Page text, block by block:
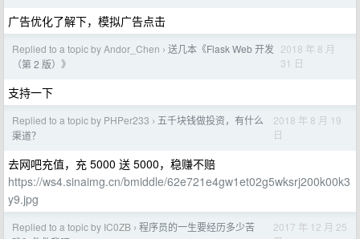
广告优化了解下，模拟广告点击
Replied to a topic by Andor_Chen › 送几本《Flask Web 开发
（第 2 版）》
2018 年 8 月
31 日
支持一下
Replied to a topic by PHPer233 › 五千块钱做投资，有什么
渠道？
2018 年 8 月 19
日
去网吧充值，充 5000 送 5000，稳赚不赔
https://ws4.sinaimg.cn/bmiddle/62e721e4gw1et02g5wksrj200k00k3
y9.jpg
Replied to a topic by IC0ZB › 程序员的一生要经历多少苦
2017 年 12 月 25